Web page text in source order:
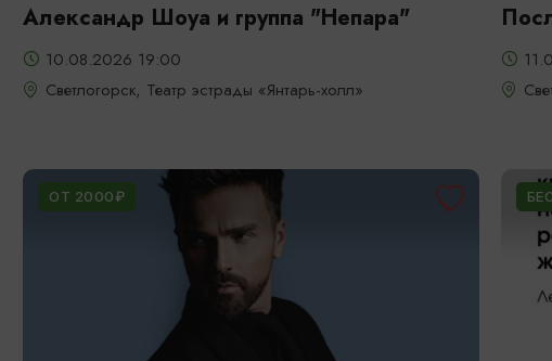
Александр Шоуа и группа "Непара"
10.08.2026 19:00
Светлогорск, Театр эстрады «Янтарь-холл»
ОТ 2000₽